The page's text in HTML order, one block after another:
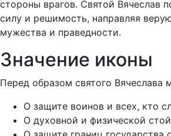
стороны врагов. Святой Вячеслав
силу и решимость, направляя
мужества и праведности.
Значение иконы
Перед образом святого Вячеслава
О защите воинов и всех, кто
О духовной и физической